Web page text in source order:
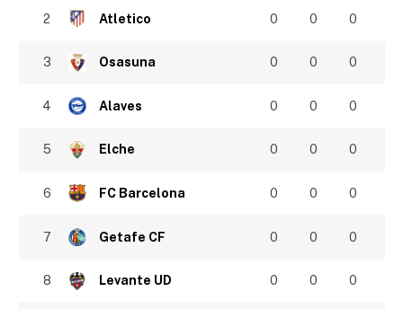
2 Atletico 0 0 0
3 Osasuna 0 0 0
4 Alaves 0 0 0
5 Elche 0 0 0
6 FC Barcelona 0 0 0
7 Getafe CF 0 0 0
8 Levante UD 0 0 0